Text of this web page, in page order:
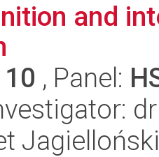
and
10 , Panel:
Jagielloński